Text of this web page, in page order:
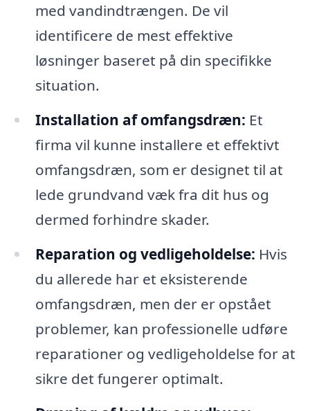
med vandindtrængen. De vil
identificere de mest effektive
løsninger baseret på din specifikke
situation.
Installation af omfangsdræn: Et
firma vil kunne installere et effektivt
omfangsdræn, som er designet til at
lede grundvand væk fra dit hus og
dermed forhindre skader.
Reparation og vedligeholdelse: Hvis
du allerede har et eksisterende
omfangsdræn, men der er opstået
problemer, kan professionelle udføre
reparationer og vedligeholdelse for at
sikre det fungerer optimalt.